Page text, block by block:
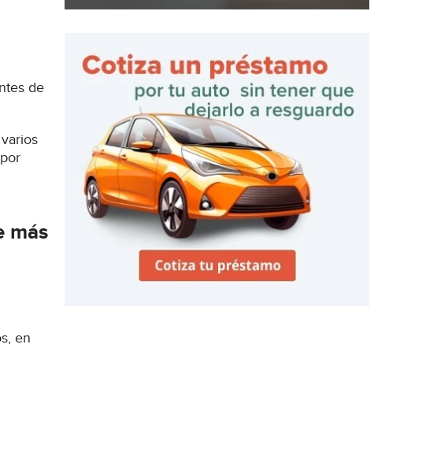
de
más
en